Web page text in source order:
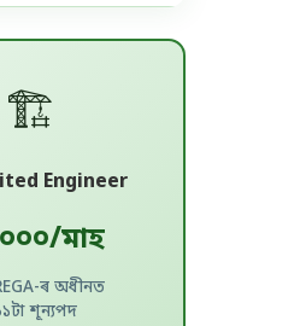
🏗️
Engineer
মাহ
ৰ অধীনত
শূন্যপদ